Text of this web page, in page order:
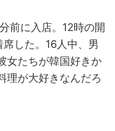
前に入店。12時の開
した。16人中、男
女たちが韓国好きか
理が大好きなんだろ